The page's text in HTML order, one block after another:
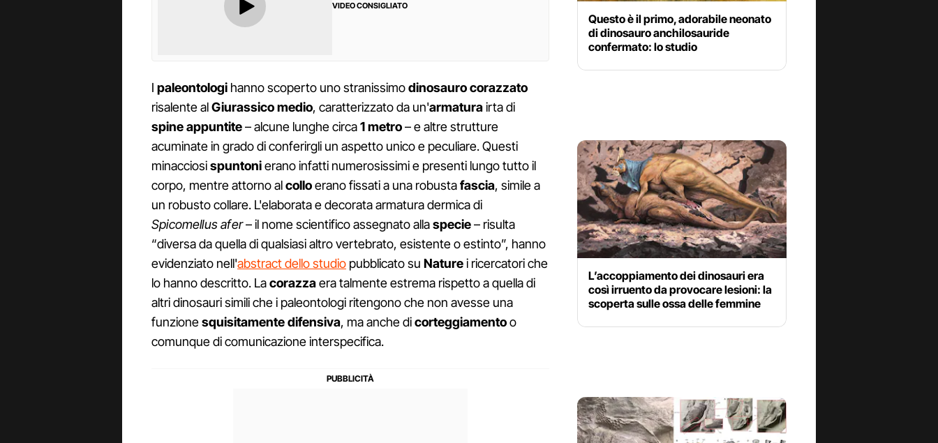
VIDEO CONSIGLIATO
I paleontologi hanno scoperto uno stranissimodinosauro corazzato
risalente alGiurassico medio, caratterizzato da un'armaturairta di
spine appuntite– alcune lunghe circa1 metro– e altre strutture
acuminate in grado di conferirgli un aspetto unico e peculiare. Questi
minacciosispuntonierano infatti numerosissimi e presenti lungo tutto il
corpo, mentre attorno alcolloerano fissati a una robustafascia, simile a
un robusto collare. L'elaborata e decorata armatura dermica di
Spicomellus afer– il nome scientifico assegnato allaspecie– risulta
“diversa da quella di qualsiasi altro vertebrato, esistente o estinto”, hanno
evidenziato nell'abstract dello studio pubblicato su Naturei ricercatori che
lo hanno descritto. Lacorazzaera talmente estrema rispetto a quella di
altri dinosauri simili che i paleontologi ritengono che non avesse una
funzionesquisitamente difensiva, ma anche dicorteggiamentoo
comunque di comunicazione interspecifica.
Questo è il primo, adorabile neonato
di dinosauro anchilosauride
confermato: lo studio
L’accoppiamento dei dinosauri era
così irruento da provocare lesioni: la
scoperta sulle ossa delle femmine